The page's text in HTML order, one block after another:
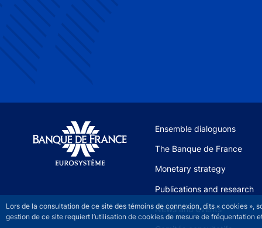
Lors de la consultation de ce site des témoins de connexion, dits « cookies
gestion de ce site requiert l’utilisation de cookies de mesure de
Site navigation
Ensemble dialoguons
The Banque de France
Monetary strategy
Publications and research
News and events